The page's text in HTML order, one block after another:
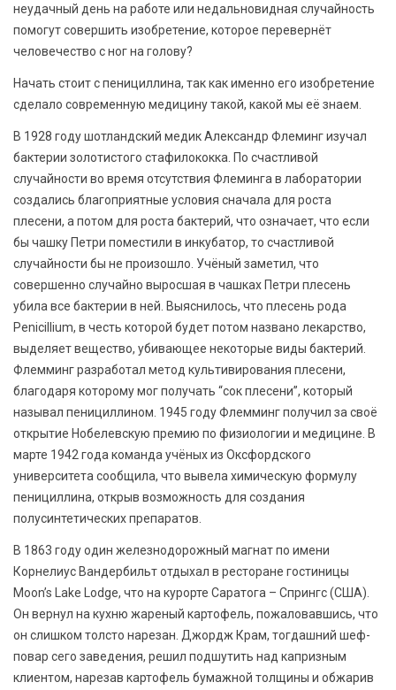
неудачный день на работе или недальновидная случайность
помогут совершить изобретение, которое перевернёт
человечество с ног на голову?
Начать стоит с пенициллина, так как именно его изобретение
сделало современную медицину такой, какой мы её знаем.
В 1928 году шотландский медик Александр Флеминг изучал
бактерии золотистого стафилококка. По счастливой
случайности во время отсутствия Флеминга в лаборатории
создались благоприятные условия сначала для роста
плесени, а потом для роста бактерий, что означает, что если
бы чашку Петри поместили в инкубатор, то счастливой
случайности бы не произошло. Учёный заметил, что
совершенно случайно выросшая в чашках Петри плесень
убила все бактерии в ней. Выяснилось, что плесень рода
Penicillium, в честь которой будет потом названо лекарство,
выделяет вещество, убивающее некоторые виды бактерий.
Флемминг разработал метод культивирования плесени,
благодаря которому мог получать “сок плесени”, который
называл пенициллином. 1945 году Флемминг получил за своё
открытие Нобелевскую премию по физиологии и медицине. В
марте 1942 года команда учёных из Оксфордского
университета сообщила, что вывела химическую формулу
пенициллина, открыв возможность для создания
полусинтетических препаратов.
В 1863 году один железнодорожный магнат по имени
Корнелиус Вандербильт отдыхал в ресторане гостиницы
Moon’s Lake Lodge, что на курорте Саратога – Спрингс (США).
Он вернул на кухню жареный картофель, пожаловавшись, что
он слишком толсто нарезан. Джордж Крам, тогдашний шеф-
повар сего заведения, решил подшутить над капризным
клиентом, нарезав картофель бумажной толщины и обжарив